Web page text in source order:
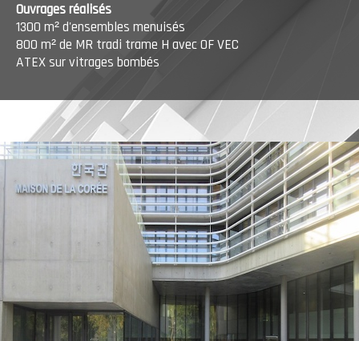
Ouvrages réalisés
1300 m² d'ensembles menuisés
800 m² de MR tradi trame H avec OF VEC
ATEX sur vitrages bombés